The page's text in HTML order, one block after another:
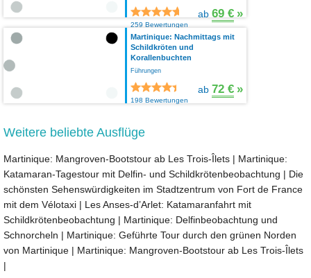
259 Bewertungen
ab 69 € »
Martinique: Nachmittags mit
Schildkröten und
Korallenbuchten
Führungen
198 Bewertungen
ab 72 € »
Weitere beliebte Ausflüge
Martinique: Mangroven-Bootstour ab Les Trois-Îlets | Martinique:
Katamaran-Tagestour mit Delfin- und Schildkrötenbeobachtung | Die
schönsten Sehenswürdigkeiten im Stadtzentrum von Fort de France
mit dem Vélotaxi | Les Anses-d’Arlet: Katamaranfahrt mit
Schildkrötenbeobachtung | Martinique: Delfinbeobachtung und
Schnorcheln | Martinique: Geführte Tour durch den grünen Norden
von Martinique | Martinique: Mangroven-Bootstour ab Les Trois-Îlets
|